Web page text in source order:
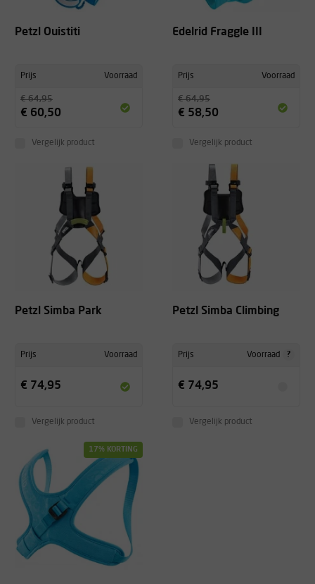
Petzl Ouistiti
Prijs Voorraad
€ 64,95
€ 60,50
Vergelijk product
Edelrid Fraggle III
Prijs Voorraad
€ 64,95
€ 58,50
Vergelijk product
Petzl Simba Park
Prijs Voorraad
€ 74,95
Vergelijk product
Petzl Simba Climbing
Prijs Voorraad ?
€ 74,95
Vergelijk product
17% KORTING